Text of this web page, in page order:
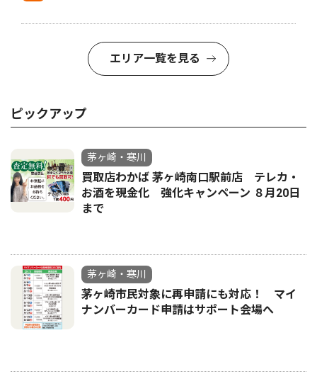
エリア一覧を見る
ピックアップ
茅ヶ崎・寒川
買取店わかば 茅ヶ崎南口駅前店 テレカ・
お酒を現金化 強化キャンペーン ８月20日
まで
茅ヶ崎・寒川
茅ヶ崎市民対象に再申請にも対応！ マイ
ナンバーカード申請はサポート会場へ